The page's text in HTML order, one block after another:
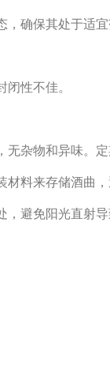
，确保其处于适
性不佳。
无杂物和异味。
材料来存储酒曲
，避免阳光直射